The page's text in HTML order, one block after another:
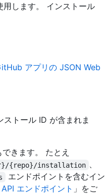
します。 インストール
アプリの JSON Web
トール ID が含まれま
きます。 たとえ
{repo}/installation 、
エンドポイントを含むイン
エンドポイント 」をご